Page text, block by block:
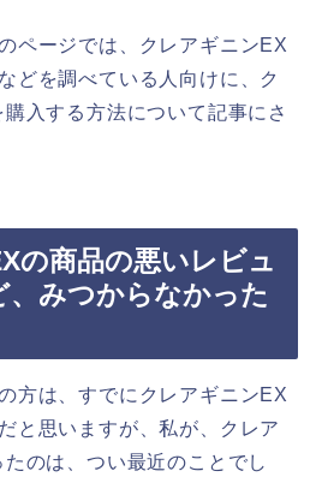
ページでは、クレアギニンEX
どを調べている人向けに、ク
入する方法について記事にさ
の商品の悪いレビュ
、みつからなかった
方は、すでにクレアギニンEX
と思いますが、私が、クレア
のは、つい最近のことでし